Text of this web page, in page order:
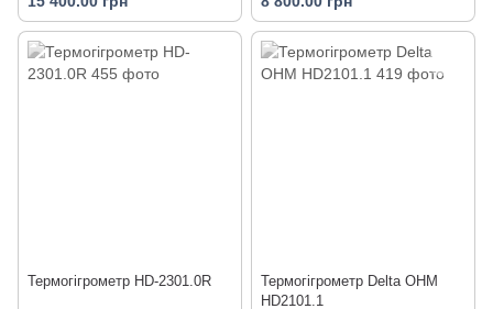
Термогігрометр НD-2301.0R
Термогігрометр Delta OHM
HD2101.1